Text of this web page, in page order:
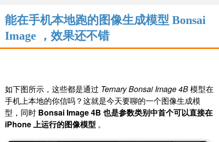
能在手机本地跑的图像生成模型 Bonsai
Image ，效果还不错
如下图所示，这些都是通过 Ternary Bonsai Image 4B模型在
手机上本地的你信吗？这就是今天要聊的一个图像生成模
型，同时 Bonsai Image 4B 也是参数类别中首个可以直接在
iPhone 上运行的图像模型 。